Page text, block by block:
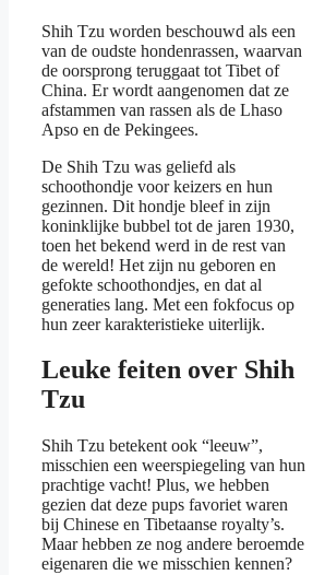
Shih Tzu worden beschouwd als een
van de oudste hondenrassen, waarvan
de oorsprong teruggaat tot Tibet of
China. Er wordt aangenomen dat ze
afstammen van rassen als de Lhaso
Apso en de Pekingees.
De Shih Tzu was geliefd als
schoothondje voor keizers en hun
gezinnen. Dit hondje bleef in zijn
koninklijke bubbel tot de jaren 1930,
toen het bekend werd in de rest van
de wereld! Het zijn nu geboren en
gefokte schoothondjes, en dat al
generaties lang. Met een fokfocus op
hun zeer karakteristieke uiterlijk.
Leuke feiten over Shih
Tzu
Shih Tzu betekent ook “leeuw”,
misschien een weerspiegeling van hun
prachtige vacht! Plus, we hebben
gezien dat deze pups favoriet waren
bij Chinese en Tibetaanse royalty’s.
Maar hebben ze nog andere beroemde
eigenaren die we misschien kennen?